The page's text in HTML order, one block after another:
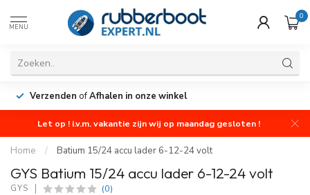
MENU
0
Verzenden ofAfhalen in onze winkel
Let op ! i.v.m. vakantie zijn wij op maandag gesloten !
Home / Batium 15/24 accu lader 6-12-24 volt
GYS Batium 15/24 accu lader 6-12-24 volt
GYS (0)